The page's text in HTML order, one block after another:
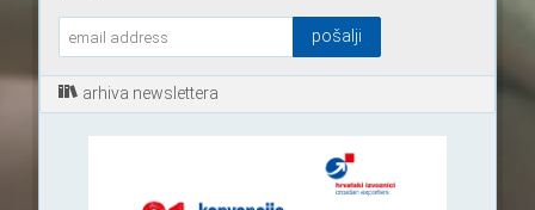
arhiva newslettera